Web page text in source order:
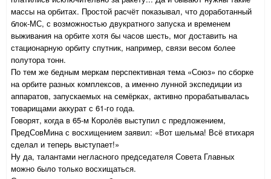
массы на орбитах. Простой расчёт показывал, что доработанный
блок-МС, с возможностью двукратного запуска и временем
выживания на орбите хотя бы часов шесть, мог доставить на
стационарную орбиту спутник, например, связи весом более
полутора тонн.
По тем же бедным меркам перспективная тема «Союз» по сборке
на орбите разных комплексов, а именно лунной экспедиции из
аппаратов, запускаемых на семёрках, активно прорабатывалась
товарищами аккурат с 61-го года.
Говорят, когда в 65-м Королёв выступил с предложением,
ПредСовМина с восхищением заявил: «Вот шельма! Всё втихаря
сделал и теперь выступает!»
Ну да, талантами негласного председателя Совета Главных
можно было только восхищаться.